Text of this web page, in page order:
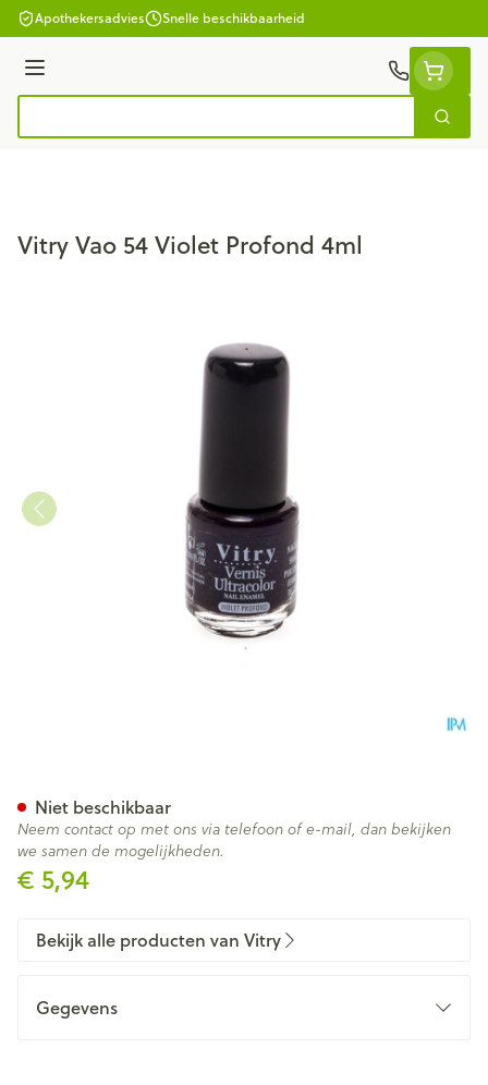
Ga naar de inhoud
Apothekersadvies Snelle beschikbaarheid
Menu
Zoek
Vitry Vao 54 Violet Profond 4ml
€ 5,94
Niet beschikbaar
Neem contact op met ons via telefoon of e-mail, dan bekijken
we samen de mogelijkheden.
Bekijk alle producten van Vitry
Gegevens